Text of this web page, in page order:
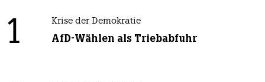
1 Krise der Demokratie
AfD-Wählen als Triebabfuhr